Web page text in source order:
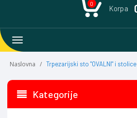
0
Korpa
Toggle
navigation
Naslovna Trpezarijski sto "OVALNI" i stolice
Kategorije